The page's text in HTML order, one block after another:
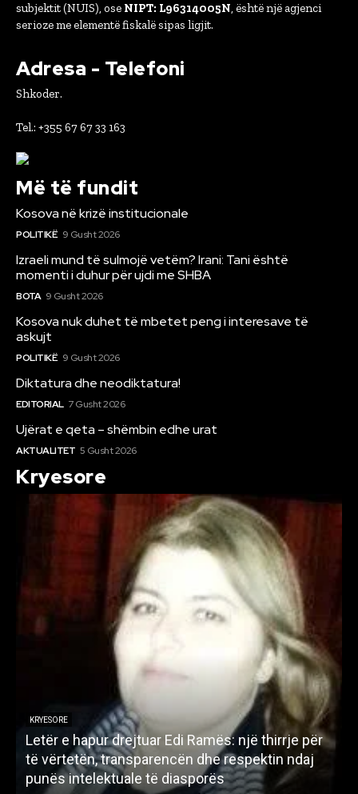
subjektit (NUIS), ose NIPT: L96314005N, është një agjenci
serioze me elementë fiskalë sipas ligjit.
Adresa - Telefoni
Shkoder.
Tel.: +355 67 67 33 163
Më të fundit
Kosova në krizë institucionale
POLITIKË 9 Gusht 2026
Izraeli mund të sulmojë vetëm? Irani: Tani është
momenti i duhur për ujdi me SHBA
BOTA 9 Gusht 2026
Kosova nuk duhet të mbetet peng i interesave të
askujt
POLITIKË 9 Gusht 2026
Diktatura dhe neodiktatura!
EDITORIAL 7 Gusht 2026
Ujërat e qeta – shëmbin edhe urat
AKTUALITET 5 Gusht 2026
Kryesore
KRYESORE
Letër e hapur drejtuar Edi Ramës: një thirrje për
të vërtetën, transparencën dhe respektin ndaj
punës intelektuale të diasporës